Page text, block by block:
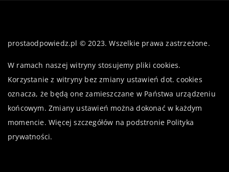
prostaodpowiedz.pl © 2023. Wszelkie prawa zastrzeżone.
W ramach naszej witryny stosujemy pliki cookies.
Korzystanie z witryny bez zmiany ustawień dot. cookies
oznacza, że będą one zamieszczane w Państwa urządzeniu
końcowym. Zmiany ustawień można dokonać w każdym
momencie. Więcej szczegółów na podstronie Polityka
prywatności.